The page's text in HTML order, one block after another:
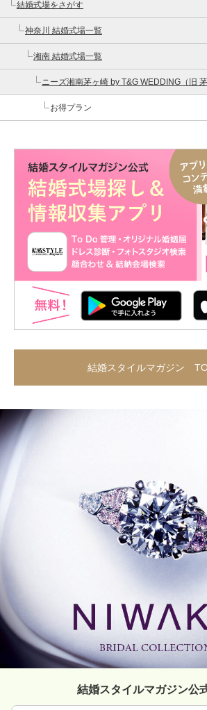
結婚式場をさがす
神奈川 結婚式場一覧
湘南 結婚式場一覧
ニーズ湘南茅ヶ崎 by T&G WEDDING（旧 茅
お得プラン
結婚スタイルマガジン
結婚スタイルマガジン公